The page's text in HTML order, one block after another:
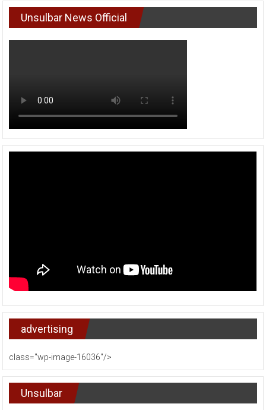
Unsulbar News Official
advertising
class="wp-image-16036"/>
Unsulbar